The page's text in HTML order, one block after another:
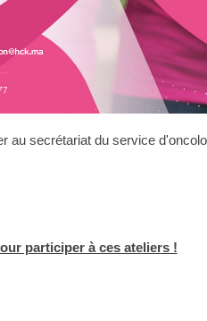
au secrétariat du service
participer à ces ateliers !